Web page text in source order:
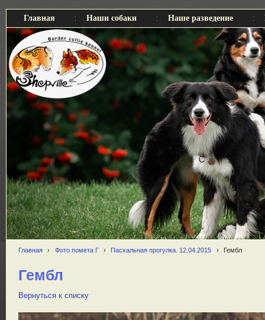
Главная Наши собаки Наше разведение
Главная › Фото помета Г › Пасхальная прогулка. 12.04.2015 › Гембл
Гембл
Вернуться к списку